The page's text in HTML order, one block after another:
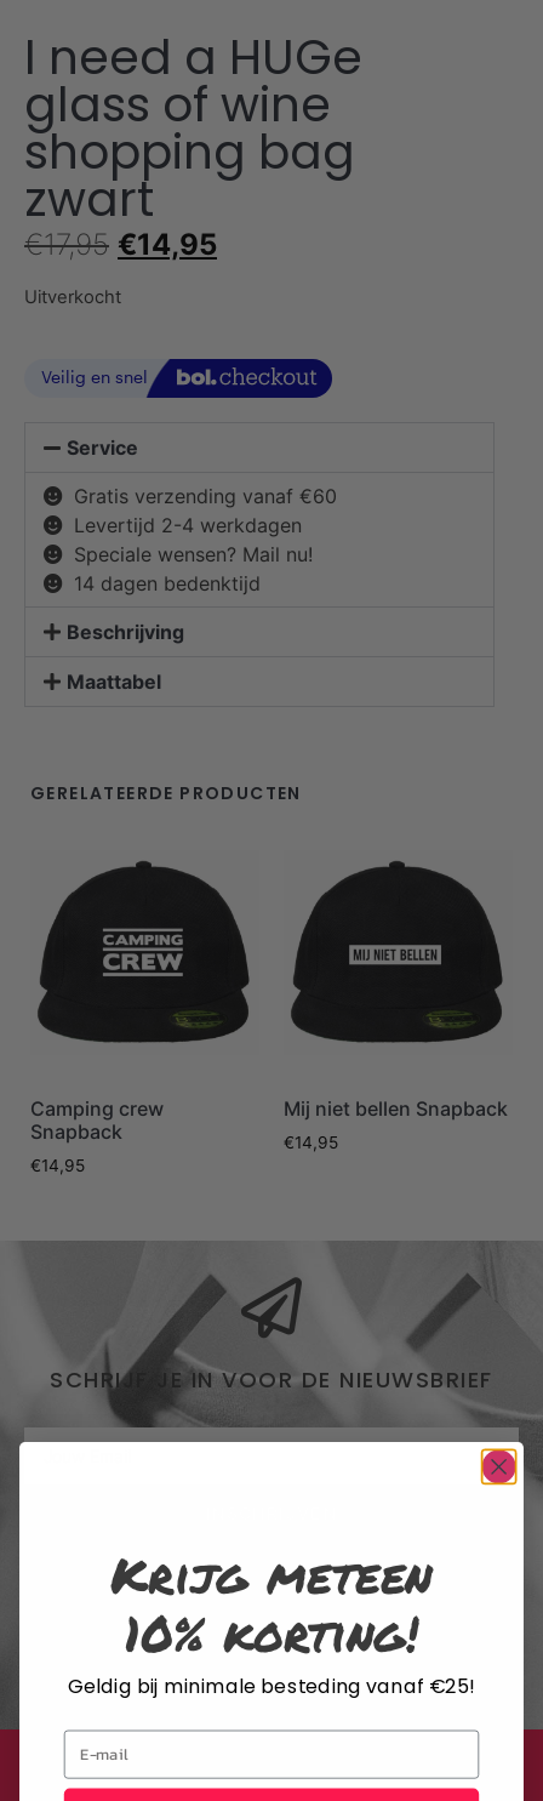
I need a HUGe
glass of wine
shopping bag
zwart
€17,95 €14,95
Uitverkocht
Service
Gratis verzending vanaf €60
Levertijd 2-4 werkdagen
Speciale wensen? Mail nu!
14 dagen bedenktijd
Beschrijving
Maattabel
GERELATEERDE PRODUCTEN
Camping crew
Snapback
€14,95
Mij niet bellen Snapback
€14,95
SCHRIJF JE IN VOOR DE NIEUWSBRIEF
Door me in te schrijven voor de nieuwsbrief, ga ik akkoord met het
privacybeleid van Rustaagh en geef ik toestemming voor de daarin
beschreven verzameling, opslag en verwerking van gegevens. Afmelden
is op elk moment mogelijk via de link onderaan elke nieuwsbrief of door
Krijg meteen
10% korting!
Geldig bij minimale besteding vanaf €25!
Email